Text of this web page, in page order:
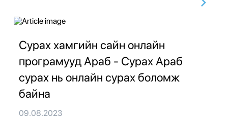
Сурах хамгийн сайн онлайн
програмууд Араб - Сурах Араб
сурах нь онлайн сурах боломж
байна
09.08.2023